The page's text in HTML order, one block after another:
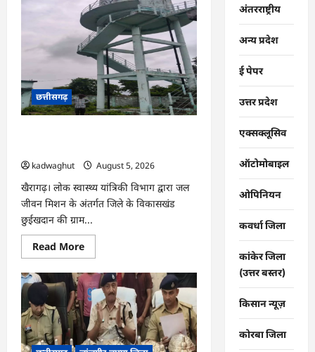
अवैध
शराब
के
कारोबार
पर
धमतरी
पुलिस
का
प्रहार,
दो
कोचिए
गिरफ्तार
छत्तीसगढ़
kadwaghut
August 5, 2026
खैरागढ़। लोक स्वास्थ्य यांत्रिकी विभाग द्वारा जल
जीवन मिशन के अंतर्गत जिले के विकासखंड
छुईखदान की ग्राम...
Read MoreRead
more
CG
:
जल
जीवन
मिशन
से
बदली
बिड़ौरी
अंतरराष्ट्रीय
अन्य प्रदेश
ई पेपर
उत्तर प्रदेश
एक्सक्लूसिव
ऑटोमोबाइल
ओपिनियन
कवर्धा जिला
कांकेर जिला
(उत्तर बस्तर)
किसान न्यूज़
कोरबा जिला